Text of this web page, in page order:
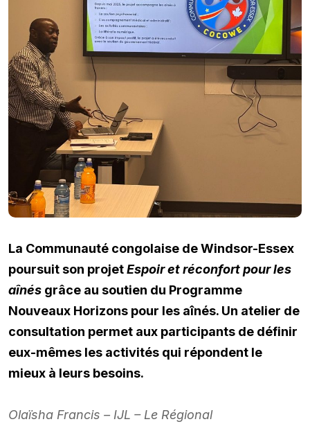
La Communauté congolaise de Windsor-Essex
poursuit son projetEspoir et réconfort pour les
aînés grâce au soutien du Programme
Nouveaux Horizons pour les aînés. Un atelier de
consultation permet aux participants de définir
eux-mêmes les activités qui répondent le
mieux à leurs besoins.
Olaïsha Francis – IJL – Le Régional